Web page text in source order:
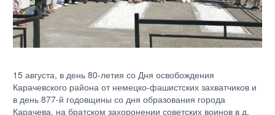
15 августа, в день 80-летия со Дня освобождения
Карачевского района от немецко-фашистских захватчиков и
в день 877-й годовщины со дня образования города
Карачева, на братском захоронении советских воинов в д.